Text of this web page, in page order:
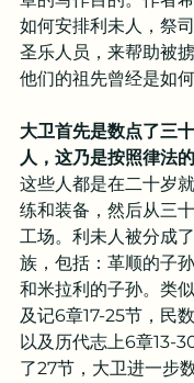
如何安排利未人，祭
圣乐人员，来帮助被
他们的祖先曾经是如何
大卫首先是数点了三
人，这乃是按照律法
这些人都是在二十岁
练和装备，然后从三
工场。利未人被分成
族，包括：革顺的子
和米拉利的子孙。类
及记6章17-25节，民
以及历代志上6章13-
了27节，大卫进一步